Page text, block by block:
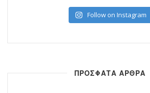
Follow on Instagram
ΠΡΟΣΦΑΤΑ ΑΡΘΡΑ